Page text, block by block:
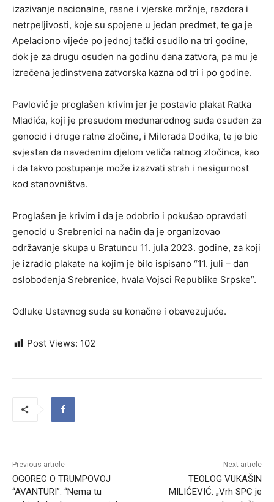
izazivanje nacionalne, rasne i vjerske mržnje, razdora i
netrpeljivosti, koje su spojene u jedan predmet, te ga je
Apelaciono vijeće po jednoj tački osudilo na tri godine,
dok je za drugu osuđen na godinu dana zatvora, pa mu je
izrečena jedinstvena zatvorska kazna od tri i po godine.
Pavlović je proglašen krivim jer je postavio plakat Ratka
Mladića, koji je presudom međunarodnog suda osuđen za
genocid i druge ratne zločine, i Milorada Dodika, te je bio
svjestan da navedenim djelom veliča ratnog zločinca, kao
i da takvo postupanje može izazvati strah i nesigurnost
kod stanovništva.
Proglašen je krivim i da je odobrio i pokušao opravdati
genocid u Srebrenici na način da je organizovao
održavanje skupa u Bratuncu 11. jula 2023. godine, za koji
je izradio plakate na kojim je bilo ispisano “11. juli – dan
oslobođenja Srebrenice, hvala Vojsci Republike Srpske”.
Odluke Ustavnog suda su konačne i obavezujuće.
Post Views: 102
Previous article
OGOREC O TRUMPOVOJ
“AVANTURI”: “Nema tu
Next article
TEOLOG VUKAŠIN
MILIĆEVIĆ: „Vrh SPC je